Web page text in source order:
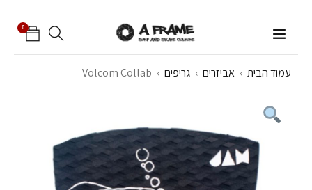
0
עמוד הבית › אביזרים › גריפים ›
Volcom Collab